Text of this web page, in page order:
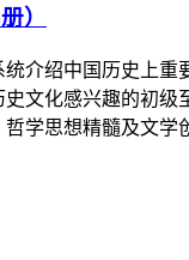
）
介绍中国历史上重
文化感兴趣的初级
学思想精髓及文学